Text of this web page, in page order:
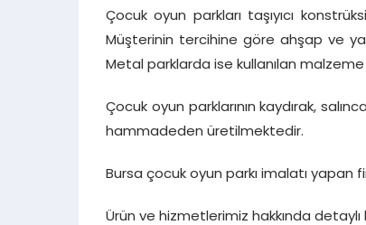
Çocuk oyun parkları taşıyıcı
Müşterinin tercihine göre ahşap ve
Metal parklarda ise kullanılan
Çocuk oyun parklarının kaydırak,
hammadeden üretilmektedir.
Bursa çocuk oyun parkı imalatı yapan
Ürün ve hizmetlerimiz hakkında detaylı